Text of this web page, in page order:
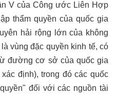
V của Công ước Liên Hợp
thẩm quyền của quốc gia
hải rộng lớn của không
vùng đặc quyền kinh tế, có
đường cơ sở của quốc gia
định), trong đó các quốc
đối với các nguồn tài